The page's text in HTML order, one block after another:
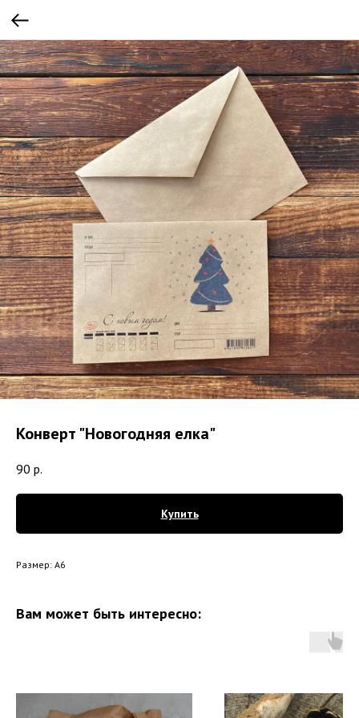
Конверт "Новогодняя елка"
90 р.
Купить
Размер: А6
Вам может быть интересно: